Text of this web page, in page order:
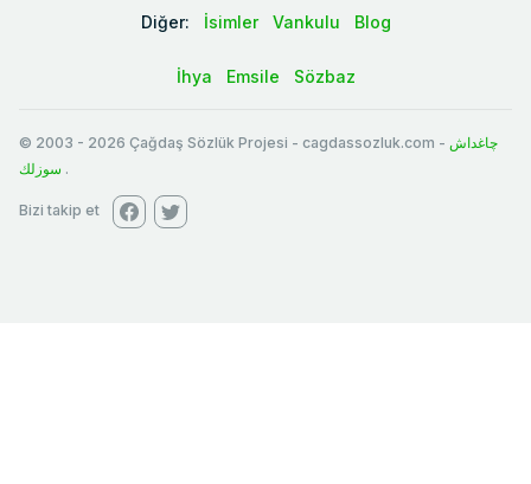
Diğer: İsimler Vankulu Blog
İhya Emsile Sözbaz
© 2003 - 2026 Çağdaş Sözlük Projesi - cagdassozluk.com - چاغداش
سوزلك .
Bizi takip et